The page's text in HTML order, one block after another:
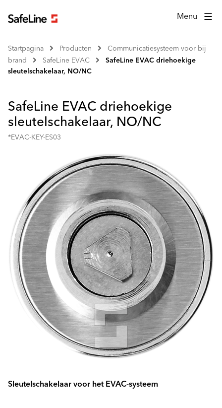
Menu
Startpagina Producten
Communicatiesysteem voor bij
brand
SafeLine EVAC
SafeLine EVAC driehoekige
sleutelschakelaar, NO/NC
SafeLine EVAC driehoekige
sleutelschakelaar, NO/NC
*EVAC-KEY-ES03
Sleutelschakelaar voor het EVAC-systeem